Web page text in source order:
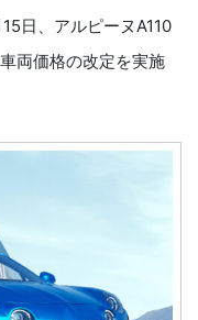
日、アルピーヌA110
両価格の改定を実施